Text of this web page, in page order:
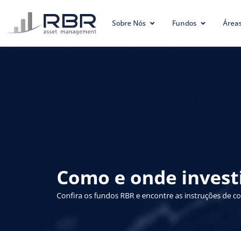
Sobre Nós Fundos
Como e onde
Confira os fundos RBR e encontre as instruções de